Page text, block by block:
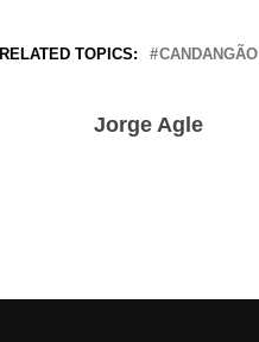
RELATED TOPICS:
Jorge Agle